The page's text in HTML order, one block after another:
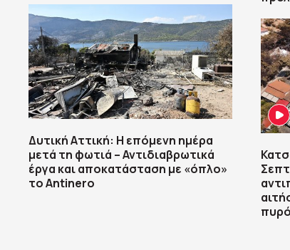
Δυτική Αττική: Η επόμενη ημέρα
μετά τη φωτιά – Αντιδιαβρωτικά
έργα και αποκατάσταση με «όπλο»
το Antinero